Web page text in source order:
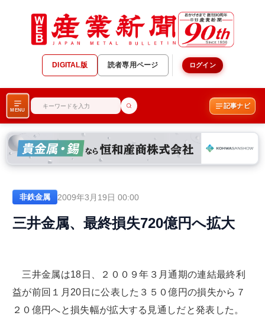
DIGITAL版 読者専用ページ ログイン
MENU
記事ナビ
非鉄金属 2009年3月19日 00:00
三井金属、最終損失720億円へ拡大
三井金属は18日、２００９年３月通期の連結最終利
益が前回１月20日に公表した３５０億円の損失から７
２０億円へと損失幅が拡大する見通しだと発表した。